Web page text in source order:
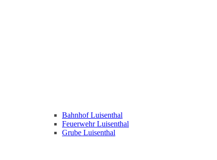
Bahnhof Luisenthal
Feuerwehr Luisenthal
Grube Luisenthal